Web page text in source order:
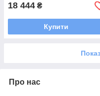
18 444 ₴
Купити
Про нас